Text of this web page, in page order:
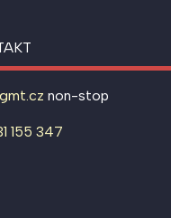
non-stop
155 347